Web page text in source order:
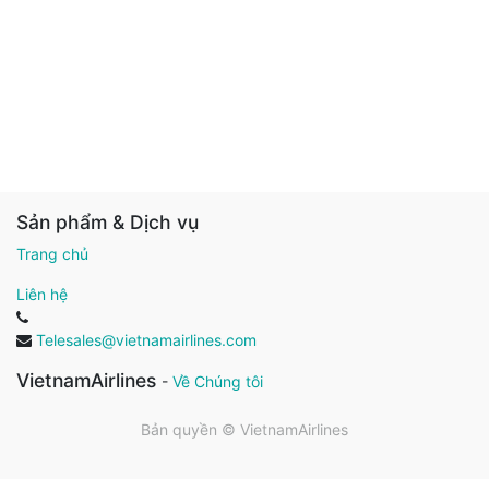
Sản phẩm & Dịch vụ
Trang chủ
Liên hệ
Telesales@vietnamairlines.com
VietnamAirlines - Về Chúng tôi
Bản quyền © VietnamAirlines